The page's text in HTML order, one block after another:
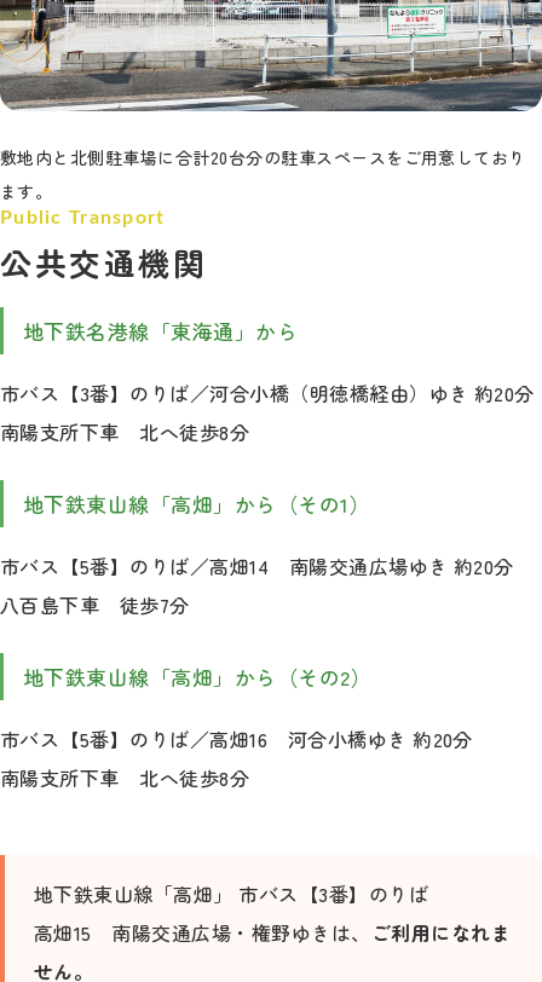
敷地内と北側駐車場に合計20台分の駐車スペースをご用意しており
ます。
公共交通機関
地下鉄名港線「東海通」から
市バス【3番】のりば／河合小橋（明徳橋経由）ゆき 約20分
南陽支所下車 北へ徒歩8分
地下鉄東山線「高畑」から（その1）
市バス【5番】のりば／高畑14 南陽交通広場ゆき 約20分
八百島下車 徒歩7分
地下鉄東山線「高畑」から（その2）
市バス【5番】のりば／高畑16 河合小橋ゆき 約20分
南陽支所下車 北へ徒歩8分
地下鉄東山線「高畑」 市バス【3番】のりば
高畑15 南陽交通広場・権野ゆきは、
ご利用になれま
せん。